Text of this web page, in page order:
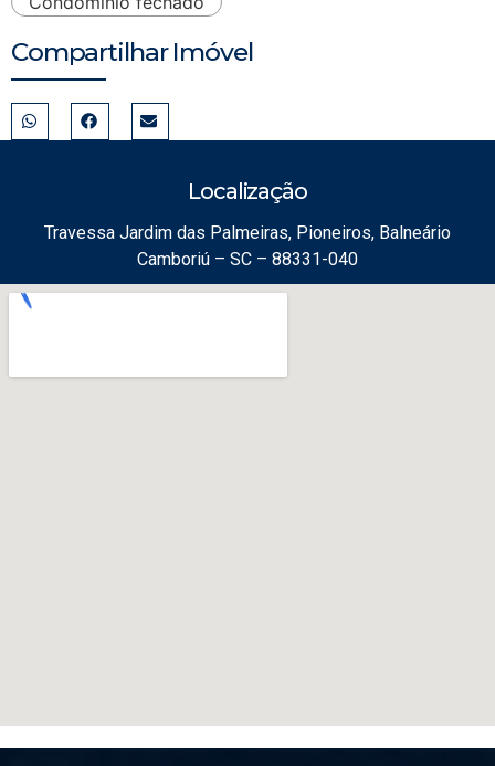
Compartilhar Imóvel
Localização
Travessa Jardim das Palmeiras, Pioneiros, Balneário
Camboriú – SC – 88331-040